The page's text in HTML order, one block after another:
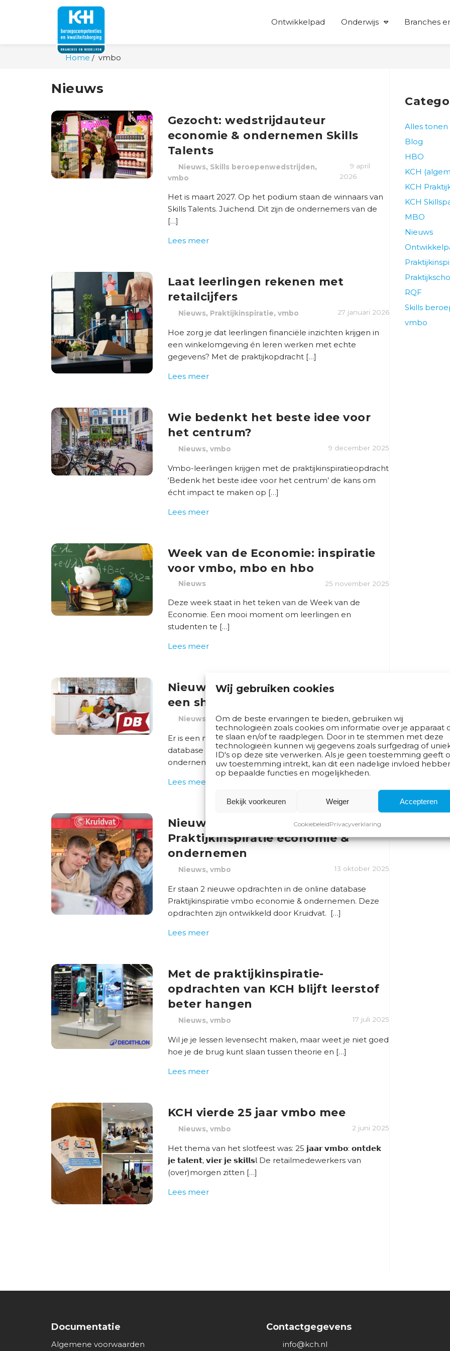
Wij gebruiken cookies
Om de beste ervaringen te bieden, gebruiken wij
technologieën zoals cookies om informatie over je apparaat
te slaan en/of te raadplegen. Door in te stemmen met deze
technologieën kunnen wij gegevens zoals surfgedrag of
ID's op deze site verwerken. Als je geen toestemming geeft
uw toestemming intrekt, kan dit een nadelige invloed
op bepaalde functies en mogelijkheden.
Accepteren
Weiger
Bekijk voorkeuren
CookiebeleidPrivacyverklaring
Ontwikkelpad Onderwijs Branches
Home vmbo
Nieuws
Gezocht: wedstrijdauteur
economie & ondernemen Skills
Talents
Nieuws, Skills beroepenwedstrijden,
vmbo
9 april
2026
Het is maart 2027. Op het podium staan de winnaars van
Skills Talents. Juichend. Dit zijn de ondernemers van de
[…]
Lees meer
Laat leerlingen rekenen met
retailcijfers
Nieuws, Praktijkinspiratie, vmbo 27 januari 2026
Hoe zorg je dat leerlingen financiële inzichten krijgen in
een winkelomgeving én leren werken met echte
gegevens? Met de praktijkopdracht […]
Lees meer
Wie bedenkt het beste idee voor
het centrum?
Nieuws, vmbo 9 december 2025
Vmbo-leerlingen krijgen met de praktijkinspiratieopdracht
‘Bedenk het beste idee voor het centrum’ de kans om
écht impact te maken op […]
Lees meer
Week van de Economie: inspiratie
voor vmbo, mbo en hbo
Nieuws 25 november 2025
Deze week staat in het teken van de Week van de
Economie. Een mooi moment om leerlingen en
studenten te […]
Lees meer
Nieuw! vmbo-opdracht ‘Ontwerp
een showroomkeuken’
Nieuws vmbo 6 november 2025
Er is een nieuwe opdracht toegevoegd aan de online
database Praktijkinspiratie vmbo economie &
ondernemen. Deze opdracht is ontwikkeld in […]
Lees meer
Nieuwe opdrachten
Praktijkinspiratie economie &
ondernemen
Nieuws, vmbo 13 oktober 2025
Er staan 2 nieuwe opdrachten in de online database
Praktijkinspiratie vmbo economie & ondernemen. Deze
opdrachten zijn ontwikkeld door Kruidvat. […]
Lees meer
Met de praktijkinspiratie-
opdrachten van KCH blijft leerstof
beter hangen
Nieuws, vmbo 17 juli 2025
Wil je je lessen levensecht maken, maar weet je niet goed
hoe je de brug kunt slaan tussen theorie en […]
Lees meer
KCH vierde 25 jaar vmbo mee
Nieuws, vmbo 2 juni 2025
Het thema van het slotfeest was: 25 𝗷𝗮𝗮𝗿 𝘃𝗺𝗯𝗼: 𝗼𝗻𝘁𝗱𝗲𝗸
𝗷𝗲 𝘁𝗮𝗹𝗲𝗻𝘁, 𝘃𝗶𝗲𝗿 𝗷𝗲 𝘀𝗸𝗶𝗹𝗹𝘀𝗅 De retailmedewerkers van
(over)morgen zitten […]
Lees meer
Alles tonen
Blog
HBO
KCH
KCH
KCH
MBO
Nieuws
RQF
Skills
vmbo
Documentatie
Algemene voorwaarden
Contactgegevens
info@kch.nl